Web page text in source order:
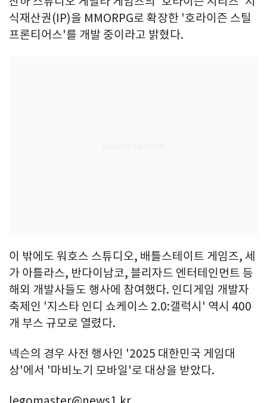
식재산권(IP)을 MMORPG로 확장한 '호라이즌 스틸
프론티어스'를 개발 중이라고 밝혔다.
이 밖에도 워호스 스튜디오, 배틀스테이트 게임즈, 세
가 아틀라스, 반다이남코, 블리자드 엔터테인먼트 등
해외 개발사들도 행사에 참여했다. 인디게임 개발자
축제인 '지스타 인디 쇼케이스 2.0:갤럭시' 역시 400
개 부스 규모로 열렸다.
넥슨의 경우 사전 행사인 '2025 대한민국 게임대
상'에서 '마비노기 모바일'로 대상을 받았다.